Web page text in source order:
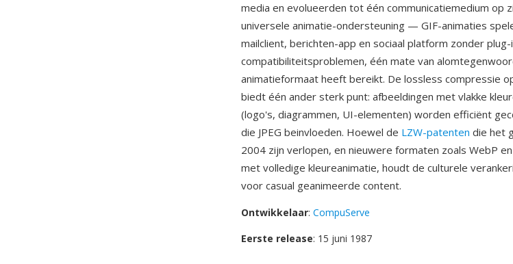
media en evolueerden tot één communicatiemedium op
universele animatie-ondersteuning — GIF-animaties
mailclient, berichten-app en sociaal platform zonder
compatibiliteitsproblemen, één mate van
animatieformaat heeft bereikt. De lossless compressie
biedt één ander sterk punt: afbeeldingen met vlakke
(logo's, diagrammen, UI-elementen) worden efficiënt
die JPEG beinvloeden. Hoewel de LZW-patenten die het
2004 zijn verlopen, en nieuwere formaten zoals WebP
met volledige kleureanimatie, houdt de culturele
voor casual geanimeerde content.
Ontwikkelaar: CompuServe
Eerste release: 15 juni 1987